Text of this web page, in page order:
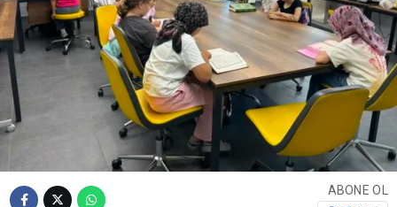
ABONE OL